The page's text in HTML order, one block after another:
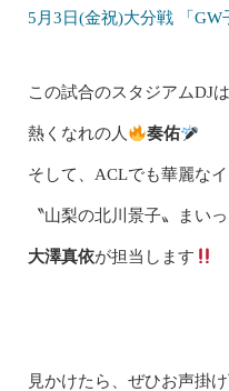
5月3日(金祝)大分戦 「
この試合のスタジアムDJ
熱くなれの人 奏佑
そして、ACLでも華麗な
〝山梨の北川景子〟まい
大澤真依が担当します
見かけたら、ぜひお声掛